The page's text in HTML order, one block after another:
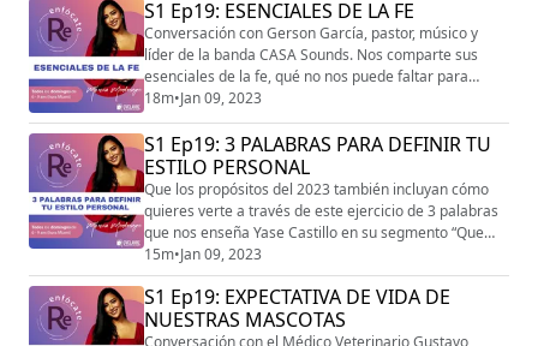
S1 Ep19: ESENCIALES DE LA FE
Conversación con Gerson García, pastor, músico y
líder de la banda CASA Sounds. Nos comparte sus
esenciales de la fe, qué no nos puede faltar para
transitar ese camino.
18m•Jan 09, 2023
S1 Ep19: 3 PALABRAS PARA DEFINIR TU
ESTILO PERSONAL
Que los propósitos del 2023 también incluyan cómo
quieres verte a través de este ejercicio de 3 palabras
que nos enseña Yase Castillo en su segmento “Que
bien te ves”.
15m•Jan 09, 2023
S1 Ep19: EXPECTATIVA DE VIDA DE
NUESTRAS MASCOTAS
Conversación con el Médico Veterinario Gustavo